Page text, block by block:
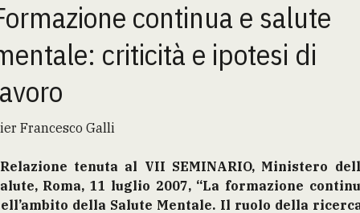
continua e salute
criticità e ipotesi di
Francesco Galli
tenuta al VII SEMINARIO, Ministero
Roma, 11 luglio 2007, “La formazione
della Salute Mentale. Il ruolo della